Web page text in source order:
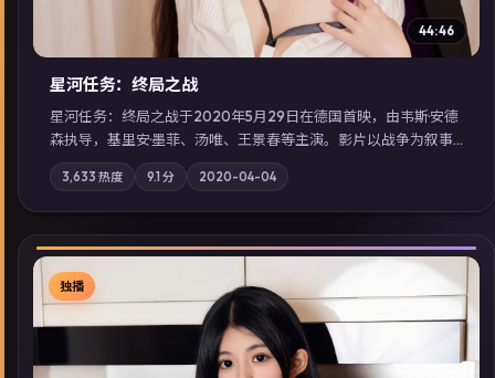
44:46
星河任务：终局之战
星河任务：终局之战于2020年5月29日在德国首映，由韦斯·安德
森执导，基里安·墨菲、汤唯、王景春等主演。影片以战争为叙事
主轴，亲情与职责必须在倒计时结束前做出抉择；摄影与配乐强
化地域气质；站内亦可通过「国产免费观看高清电视剧在线看」
延展检索同类型高分佳作，畅享高清在线追剧体验。
3,633 热度 9.1 分 2020-04-04
独播